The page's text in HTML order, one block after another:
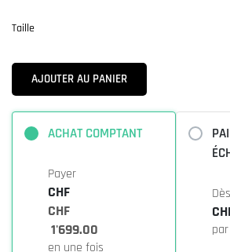
Taille
AJOUTER AU PANIER
ACHAT COMPTANT
Payer
CHF
CHF
1'699.00
en une fois
Dès